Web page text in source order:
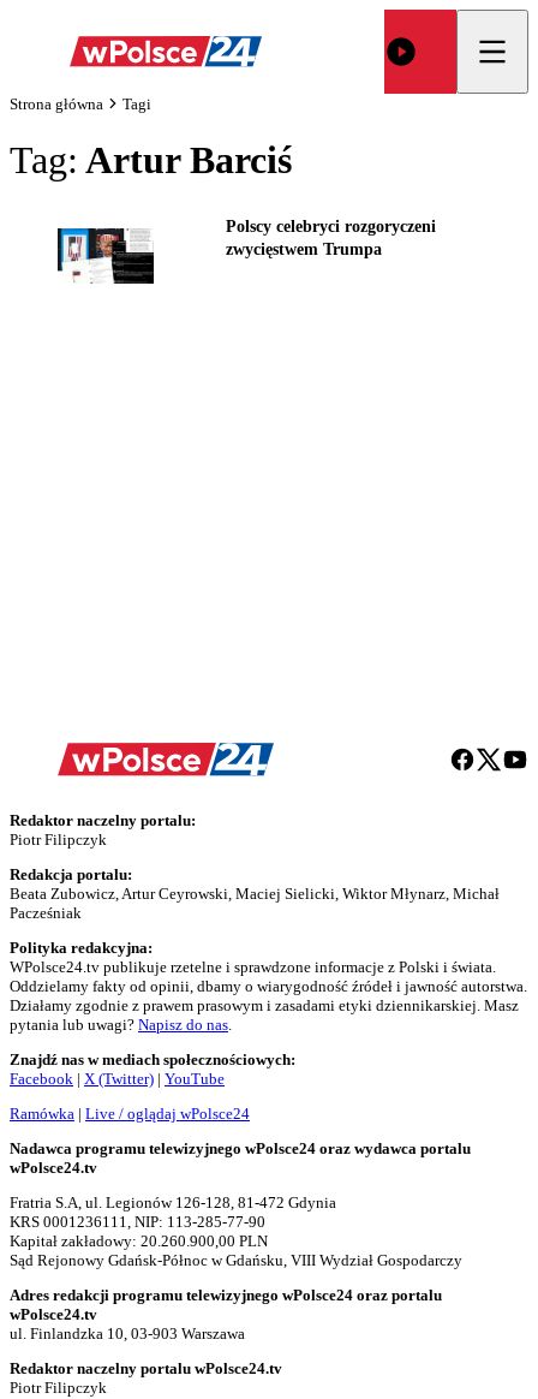
Strona główna Tagi
Tag: Artur Barciś
Polscy celebryci rozgoryczeni
zwycięstwem Trumpa
Redaktor naczelny portalu:
Piotr Filipczyk
Redakcja portalu:
Beata Zubowicz, Artur Ceyrowski, Maciej Sielicki, Wiktor Młynarz, Michał
Pacześniak
Polityka redakcyjna:
WPolsce24.tv publikuje rzetelne i sprawdzone informacje z Polski i świata.
Oddzielamy fakty od opinii, dbamy o wiarygodność źródeł i jawność autorstwa.
Działamy zgodnie z prawem prasowym i zasadami etyki dziennikarskiej. Masz
pytania lub uwagi? Napisz do nas.
Znajdź nas w mediach społecznościowych:
Facebook | X (Twitter) | YouTube
Ramówka | Live / oglądaj wPolsce24
Nadawca programu telewizyjnego wPolsce24 oraz wydawca portalu
wPolsce24.tv
Fratria S.A, ul. Legionów 126-128, 81-472 Gdynia
KRS 0001236111, NIP: 113-285-77-90
Kapitał zakładowy: 20.260.900,00 PLN
Sąd Rejonowy Gdańsk-Północ w Gdańsku, VIII Wydział Gospodarczy
Adres redakcji programu telewizyjnego wPolsce24 oraz portalu
wPolsce24.tv
ul. Finlandzka 10, 03-903 Warszawa
Redaktor naczelny portalu wPolsce24.tv
Piotr Filipczyk